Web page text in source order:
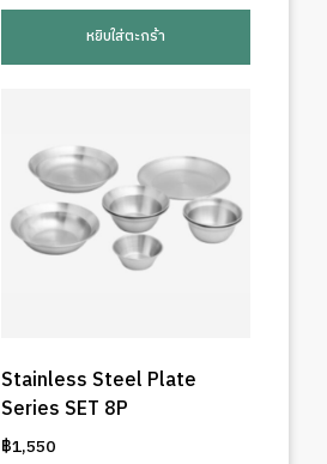
หยิบใส่ตะกร้า
Stainless Steel Plate
Series SET 8P
฿1,550